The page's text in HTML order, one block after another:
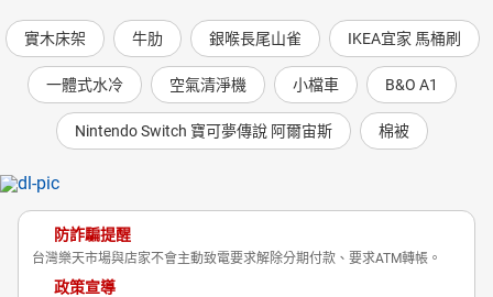
實木床架 牛肋 銀喉長尾山雀 IKEA宜家 馬桶刷
一體式水冷 空氣清淨機 小檔車 B&O A1
Nintendo Switch 寶可夢傳說 阿爾宙斯 棉被
防詐騙提醒
台灣樂天市場與店家不會主動致電要求解除分期付款、要求ATM轉帳。
政策宣導